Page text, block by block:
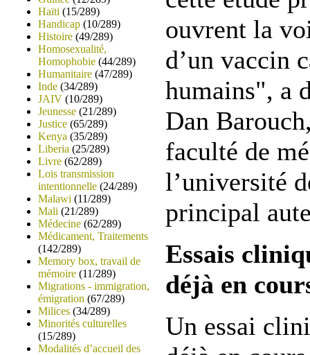
Haïti (15/289)
Handicap (10/289)
Histoire (49/289)
Homosexualité,
Homophobie (44/289)
Humanitaire (47/289)
Inde (34/289)
JAIV (10/289)
Jeunesse (21/289)
Justice (65/289)
Kenya (35/289)
Liberia (25/289)
Livre (62/289)
Lois transmission
intentionnelle (24/289)
Malawi (11/289)
Mali (21/289)
Médecine (62/289)
Médicament, Traitements
(142/289)
Memory box, travail de
mémoire (11/289)
Migrations - immigration,
émigration (67/289)
Milices (34/289)
Minorités culturelles
(15/289)
Modalités d’accueil des
ouvrent la
d’un vaccin
humains", a
Dan
faculté de
l’université
principal
Essais
déjà en
Un essai